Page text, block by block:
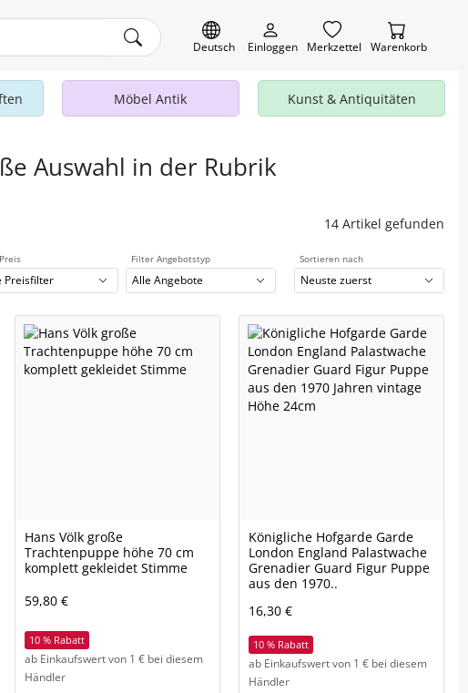
Deutsch Einloggen Merkzettel Warenkorb
Möbel Antik Kunst & Antiquitäten
Auswahl in der Rubrik
14 Artikel gefunden
Preisfilter
Filter Angebotstyp
Alle Angebote
Sortieren nach
Neuste zuerst
Hans Völk große
Trachtenpuppe höhe 70 cm
komplett gekleidet Stimme
59,80 €
10 % Rabatt
ab Einkaufswert von 1 € bei diesem
Händler
Königliche Hofgarde Garde
London England Palastwache
Grenadier Guard Figur Puppe
aus den 1970..
16,30 €
10 % Rabatt
ab Einkaufswert von 1 € bei diesem
Händler